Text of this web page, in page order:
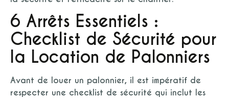
6 Arrêts Essentiels :
Checklist de Sécurité pour
la Location de Palonniers
Avant de louer un palonnier, il est impératif de
respecter une checklist de sécurité qui inclut les